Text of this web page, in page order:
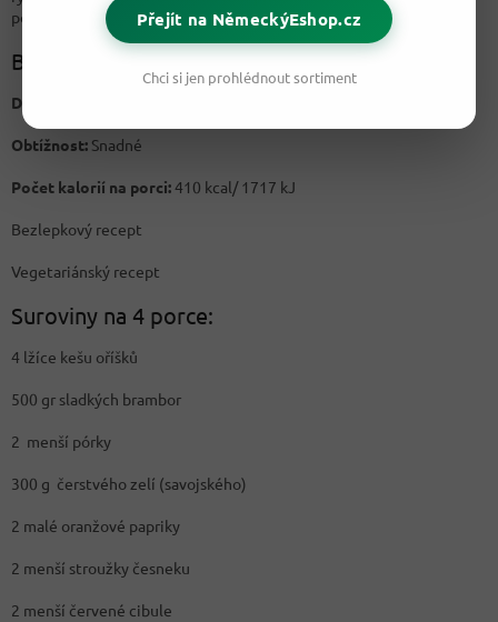
Přejít na NěmeckýEshop.cz
Chci si jen prohlédnout sortiment
podáváme.
Batátová pánev
Doba přípravy:
Obtížnost: Snadné
Počet kalorií na porci:410 kcal/ 1717 kJ
Bezlepkový recept
Vegetariánský recept
Suroviny na 4 porce:
4 lžíce kešu oříšků
500 gr sladkých brambor
2 menší pórky
300 g čerstvého zelí (savojského)
2 malé oranžové papriky
2 menší stroužky česneku
2 menší červené cibule